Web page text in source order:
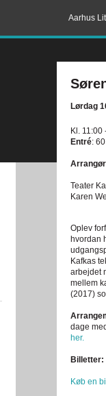
Aarhus
Lørdag
Kl. 11:00
Entré:
Teater
Karen
Oplev
hvordan
Kafkas
arbejdet
mellem
(2017)
dage
her.
Billetter:
Køb en